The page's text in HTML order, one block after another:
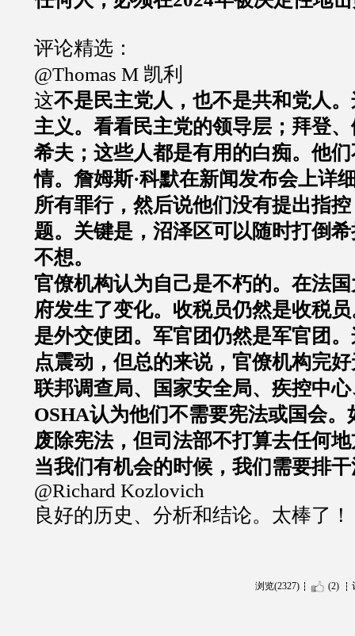
评论精选：
@Thomas M 凯利
这不是民主党人，也不是共和党人
主义。看看民主党的领导层；拜登
希夫；这些人都是有用的白痴。他
情。詹姆斯·科默在新闻发布会上详
所有罪行，然后说他们没有提出指
题。关键是，沼泽区可以随时打倒
不想。
官僚机构认为自己是不朽的。在法
府发生了变化。收税员仍然是收税
是外交使团。军官团仍然是军官团
点震动，但总的来说，官僚机构完
联邦调查局、国家安全局、疾控中
OSHA认为他们不需要宪法或国会。
废除宪法，但司法部不打算去任何
当我们有机会的时候，我们需要排
@Richard Kozlovich
良好的历史、分析和结论。太棒了！
浏览(2327) (2)